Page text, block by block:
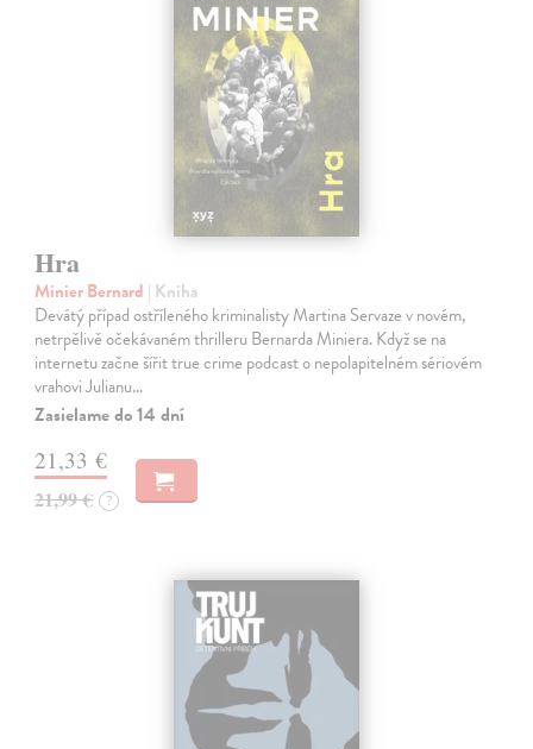
Hra
Minier Bernard | Kniha
Devátý případ ostříleného kriminalisty Martina Servaze v novém,
netrpělivě očekávaném thrilleru Bernarda Miniera. Když se na
internetu začne šířit true crime podcast o nepolapitelném sériovém
vrahovi Julianu…
Zasielame do 14 dní
21,33 €
21,99 € ?